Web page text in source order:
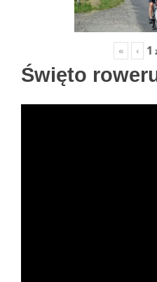
« ‹ 1
Święto